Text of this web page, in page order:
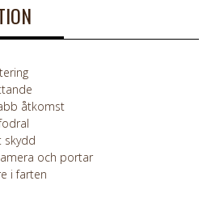
åtkomst
skydd
och portar
i farten